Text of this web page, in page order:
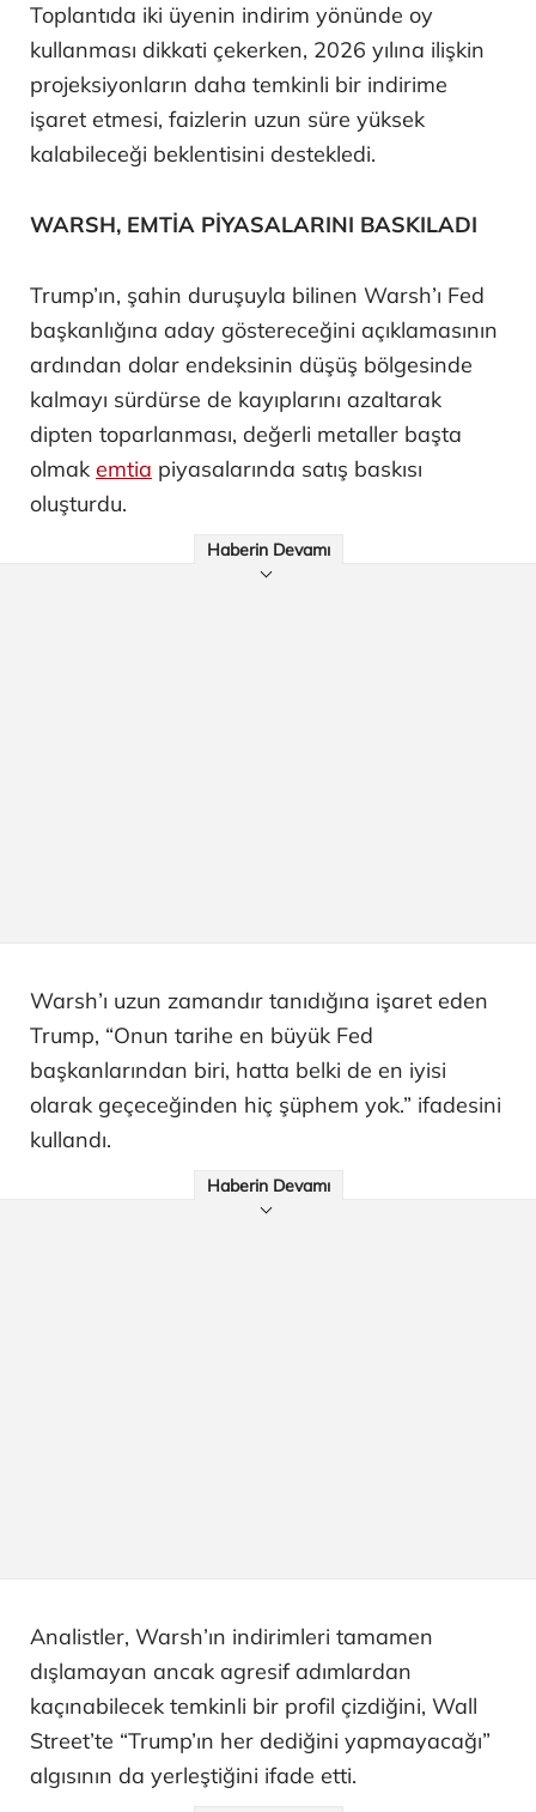
Toplantıda iki üyenin indirim yönünde oy
kullanması dikkati çekerken, 2026 yılına ilişkin
projeksiyonların daha temkinli bir indirime
işaret etmesi, faizlerin uzun süre yüksek
kalabileceği beklentisini destekledi.
WARSH, EMTİA PİYASALARINI BASKILADI
Trump’ın, şahin duruşuyla bilinen Warsh’ı Fed
başkanlığına aday göstereceğini açıklamasının
ardından dolar endeksinin düşüş bölgesinde
kalmayı sürdürse de kayıplarını azaltarak
dipten toparlanması, değerli metaller başta
olmak emtia piyasalarında satış baskısı
oluşturdu.
Haberin Devamı
Warsh’ı uzun zamandır tanıdığına işaret eden
Trump, “Onun tarihe en büyük Fed
başkanlarından biri, hatta belki de en iyisi
olarak geçeceğinden hiç şüphem yok.” ifadesini
kullandı.
Haberin Devamı
Analistler, Warsh’ın indirimleri tamamen
dışlamayan ancak agresif adımlardan
kaçınabilecek temkinli bir profil çizdiğini, Wall
Street’te “Trump’ın her dediğini yapmayacağı”
algısının da yerleştiğini ifade etti.